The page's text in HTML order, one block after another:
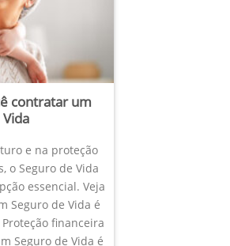
contratar um
e na proteção
o Seguro de Vida
essencial. Veja
Seguro de Vida é
financeira
Seguro de Vida é